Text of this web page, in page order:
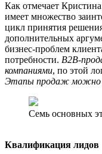
Как отмечает
имеет множество
цикл принятия
дополнительных
бизнес-проблем
потребности. B2B-
компаниями, по этой
Этапы продаж можно
Семь основных
Квалификация лидов